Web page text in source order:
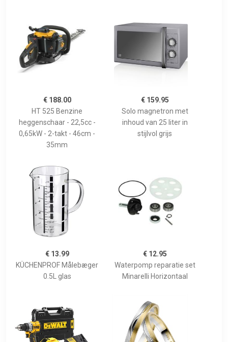
€ 188.00
HT 525 Benzine
heggenschaar - 22,5cc -
0,65kW - 2-takt - 46cm -
35mm
€ 159.95
Solo magnetron met
inhoud van 25 liter in
stijlvol grijs
€ 13.99
KÜCHENPROF Målebæger
0.5L glas
€ 12.95
Waterpomp reparatie set
Minarelli Horizontaal